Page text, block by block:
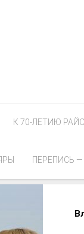
К 70-ЛЕТИЮ
ПЕРЕПИСЬ —